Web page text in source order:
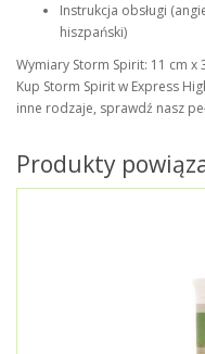
Instrukcja obsługi
hiszpański)
Wymiary Storm Spirit: 11 cm x
Kup Storm Spirit w Express
inne rodzaje, sprawdź nasz
Produkty